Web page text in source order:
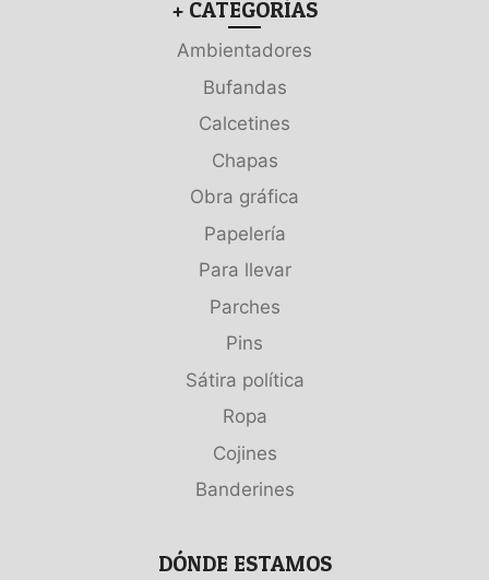
+ CATEGORÍAS
Ambientadores
Bufandas
Calcetines
Chapas
Obra gráfica
Papelería
Para llevar
Parches
Pins
Sátira política
Ropa
Cojines
Banderines
DÓNDE ESTAMOS